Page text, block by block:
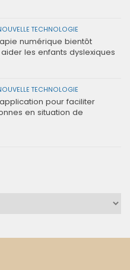
TECHNOLOGIE
numérique bientôt
les enfants dyslexiques
TECHNOLOGIE
pour faciliter
en situation de